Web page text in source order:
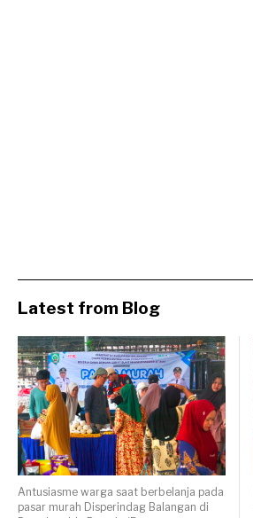
Latest from Blog
Antusiasme warga saat berbelanja pada
pasar murah Disperindag Balangan di